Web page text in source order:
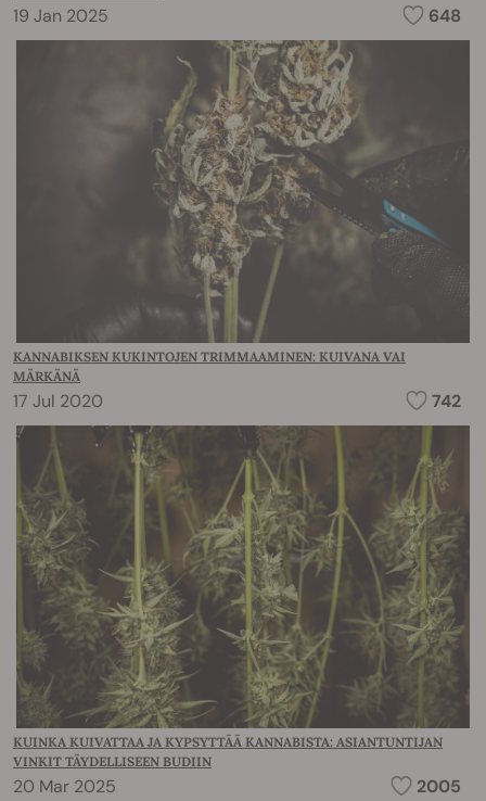
19 Jan 2025 648
KANNABIKSEN KUKINTOJEN TRIMMAAMINEN: KUIVANA VAI
MÄRKÄNÄ
17 Jul 2020 742
KUINKA KUIVATTAA JA KYPSYTTÄÄ KANNABISTA: ASIANTUNTIJAN
VINKIT TÄYDELLISEEN BUDIIN
20 Mar 2025 2005